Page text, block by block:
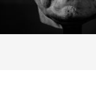
29